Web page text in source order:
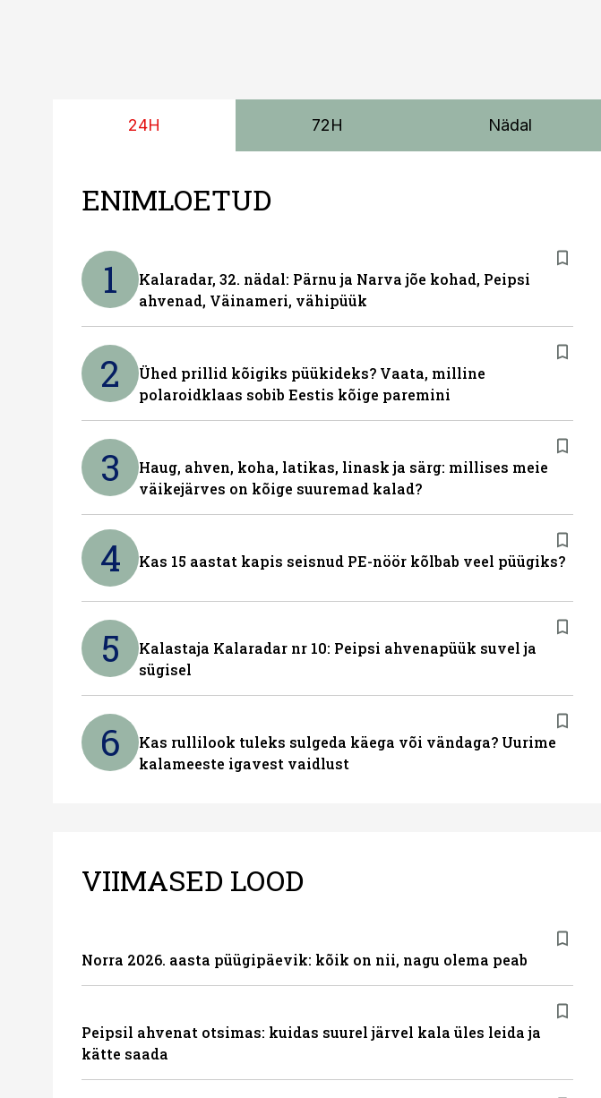
24H 72H Nädal
ENIMLOETUD
1
Kalaradar, 32. nädal: Pärnu ja Narva jõe kohad, Peipsi
ahvenad, Väinameri, vähipüük
2
Ühed prillid kõigiks püükideks? Vaata, milline
polaroidklaas sobib Eestis kõige paremini
3
Haug, ahven, koha, latikas, linask ja särg: millises meie
väikejärves on kõige suuremad kalad?
4 Kas 15 aastat kapis seisnud PE-nöör kõlbab veel püügiks?
5
Kalastaja Kalaradar nr 10: Peipsi ahvenapüük suvel ja
sügisel
6
Kas rullilook tuleks sulgeda käega või vändaga? Uurime
kalameeste igavest vaidlust
VIIMASED LOOD
Norra 2026. aasta püügipäevik: kõik on nii, nagu olema peab
Peipsil ahvenat otsimas: kuidas suurel järvel kala üles leida ja
kätte saada